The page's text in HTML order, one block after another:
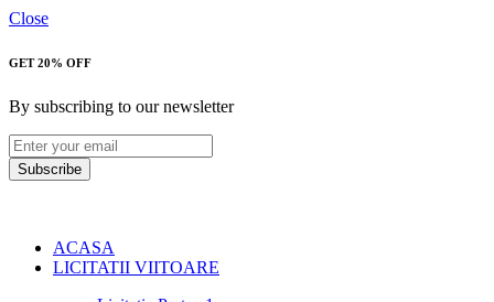
Close
GET 20% OFF
By subscribing to our newsletter
Subscribe
ACASA
LICITATII VIITOARE